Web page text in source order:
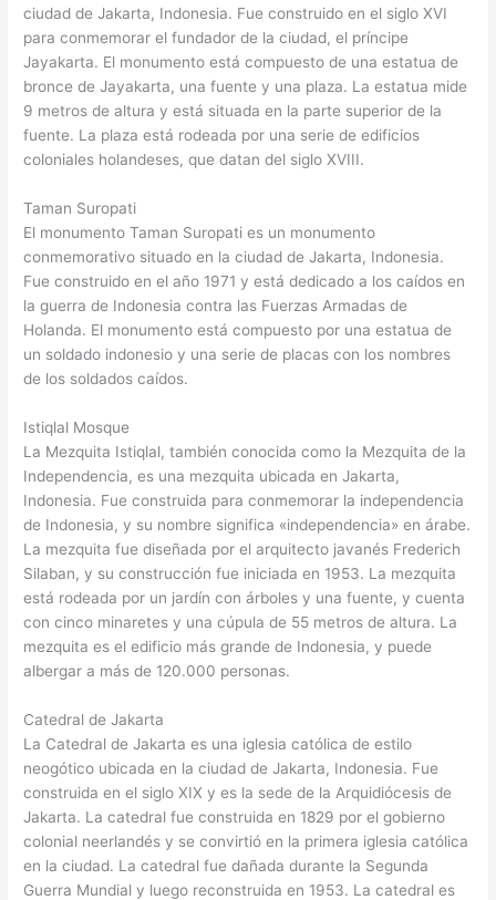
ciudad de Jakarta, Indonesia. Fue construido en el siglo XVI
para conmemorar el fundador de la ciudad, el príncipe
Jayakarta. El monumento está compuesto de una estatua de
bronce de Jayakarta, una fuente y una plaza. La estatua mide
9 metros de altura y está situada en la parte superior de la
fuente. La plaza está rodeada por una serie de edificios
coloniales holandeses, que datan del siglo XVIII.
Taman Suropati
El monumento Taman Suropati es un monumento
conmemorativo situado en la ciudad de Jakarta, Indonesia.
Fue construido en el año 1971 y está dedicado a los caídos en
la guerra de Indonesia contra las Fuerzas Armadas de
Holanda. El monumento está compuesto por una estatua de
un soldado indonesio y una serie de placas con los nombres
de los soldados caídos.
Istiqlal Mosque
La Mezquita Istiqlal, también conocida como la Mezquita de la
Independencia, es una mezquita ubicada en Jakarta,
Indonesia. Fue construida para conmemorar la independencia
de Indonesia, y su nombre significa «independencia» en árabe.
La mezquita fue diseñada por el arquitecto javanés Frederich
Silaban, y su construcción fue iniciada en 1953. La mezquita
está rodeada por un jardín con árboles y una fuente, y cuenta
con cinco minaretes y una cúpula de 55 metros de altura. La
mezquita es el edificio más grande de Indonesia, y puede
albergar a más de 120.000 personas.
Catedral de Jakarta
La Catedral de Jakarta es una iglesia católica de estilo
neogótico ubicada en la ciudad de Jakarta, Indonesia. Fue
construida en el siglo XIX y es la sede de la Arquidiócesis de
Jakarta. La catedral fue construida en 1829 por el gobierno
colonial neerlandés y se convirtió en la primera iglesia católica
en la ciudad. La catedral fue dañada durante la Segunda
Guerra Mundial y luego reconstruida en 1953. La catedral es